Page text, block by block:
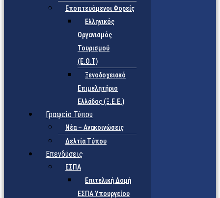
Εποπτευόμενοι Φορείς
Eλληνικός
Οργανισμός
Τουρισμού
(Ε.Ο.Τ)
Ξενοδοχειακό
Επιμελητήριο
Ελλάδος (Ξ.Ε.Ε.)
Γραφείο Τύπου
Νέα – Ανακοινώσεις
Δελτία Τύπου
Επενδύσεις
ΕΣΠΑ
Επιτελική Δομή
ΕΣΠΑ Υπουργείου